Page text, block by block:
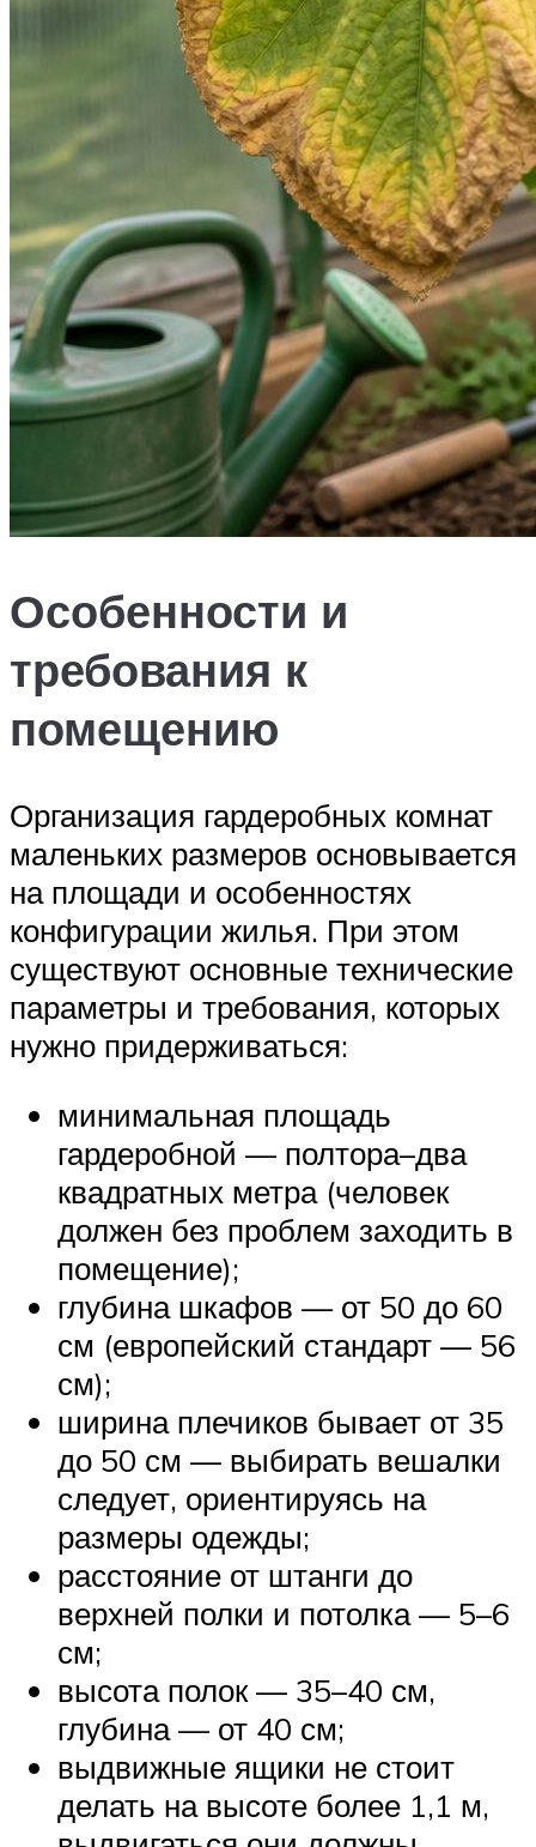
Особенности и
требования к
помещению
Организация гардеробных комнат
маленьких размеров основывается
на площади и особенностях
конфигурации жилья. При этом
существуют основные технические
параметры и требования, которых
нужно придерживаться:
минимальная площадь
гардеробной — полтора–два
квадратных метра (человек
должен без проблем заходить в
помещение);
глубина шкафов — от 50 до 60
см (европейский стандарт — 56
см);
ширина плечиков бывает от 35
до 50 см — выбирать вешалки
следует, ориентируясь на
размеры одежды;
расстояние от штанги до
верхней полки и потолка — 5–6
см;
высота полок — 35–40 см,
глубина — от 40 см;
выдвижные ящики не стоит
делать на высоте более 1,1 м,